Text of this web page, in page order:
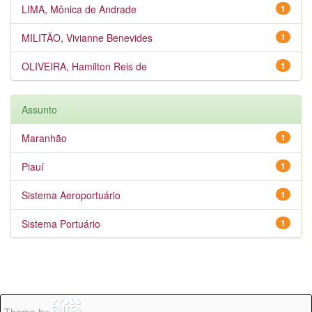
1
LIMA, Mônica de Andrade
1
MILITÃO, Vivianne Benevides
1
OLIVEIRA, Hamilton Reis de
Assunto
1
Maranhão
1
Piauí
1
Sistema Aeroportuário
1
Sistema Portuário